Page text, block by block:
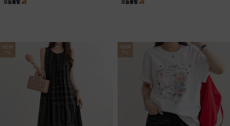
NEW
7%
NEW
7%